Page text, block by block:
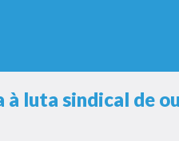
à luta sindical de